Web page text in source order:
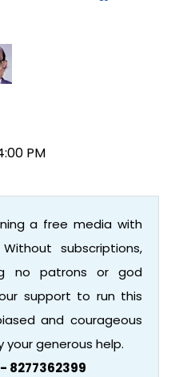
PM
a free media with
subscriptions,
no patrons or god
support to run this
and courageous
your generous help.
8277362399